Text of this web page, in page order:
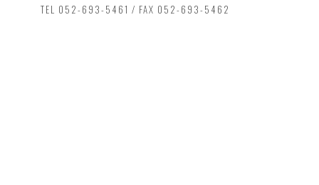
TEL 052-693-5461 / FAX 052-693-5462